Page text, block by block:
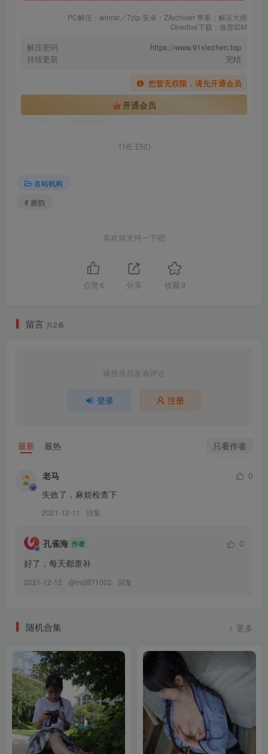
PC解压：winrar／7zip 安卓：ZArchiver 苹果：解压大师
Onedive下载：推荐IDM
解压密码
https://www.91xiezhen.top
持续更新
完结
您暂无权限，请先开通会员
开通会员
THE END
名站机构
# 唐韵
喜欢就支持一下吧
点赞 6 分享 收藏 9
留言 共2条
请登录后发表评论
登录 注册
最新 最热 只看作者
老马
0
失效了，麻烦检查下
2021-12-11 回复
孔雀海 作者
0
好了，每天都查补
2021-12-12 @mzj871002 回复
随机合集 更多